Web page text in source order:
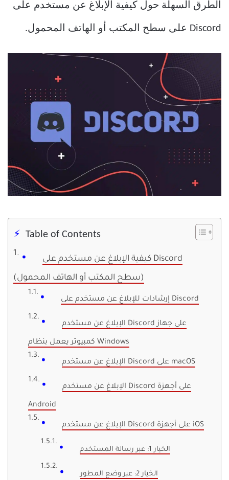
الطرق السهلة حول كيفية الإبلاغ عن مستخدم على
Discord على سطح المكتب أو الهاتف المحمول.
Table of Contents
كيفية الإبلاغ عن مستخدم على Discord
(سطح المكتب أو الهاتف المحمول)
إرشادات للإبلاغ عن مستخدم على Discord
الإبلاغ عن مستخدم Discord على جهاز
كمبيوتر يعمل بنظام Windows
الإبلاغ عن مستخدم Discord على macOS
الإبلاغ عن مستخدم Discord على أجهزة
Android
الإبلاغ عن مستخدم Discord على أجهزة iOS
الخيار 1: عبر رسالة المستخدم
الخيار 2: عبر وضع المطور